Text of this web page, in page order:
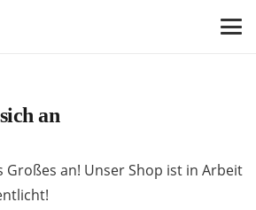
an
Großes an! Unser Shop ist in Arbeit